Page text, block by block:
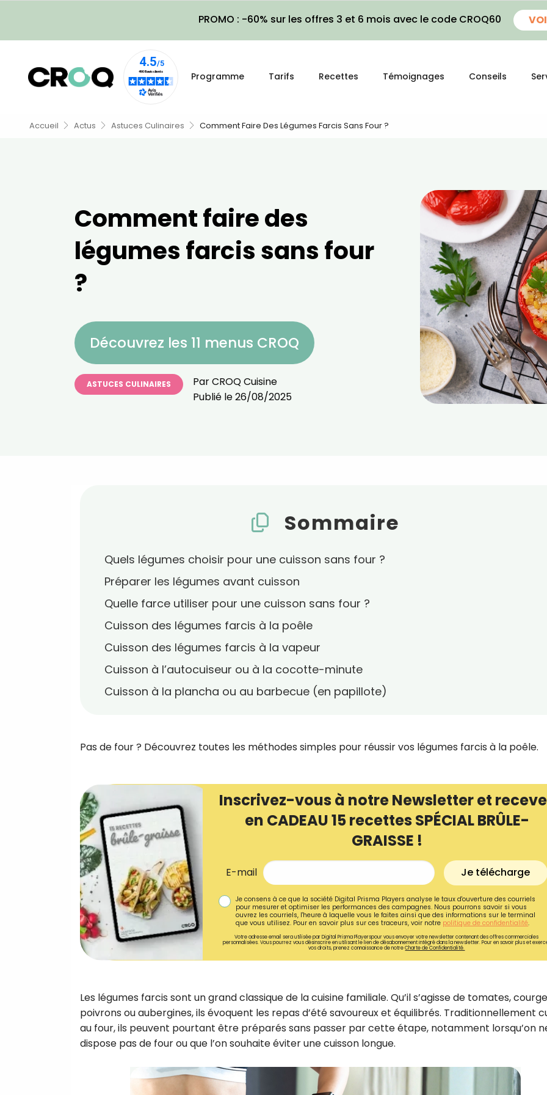
PROMO : -60% sur les offres 3 et 6 mois avec le code CROQ60
Programme Tarifs Recettes Témoignages Conseils
Accueil Actus Astuces Culinaires Comment Faire Des Légumes Farcis Sans Four ?
Comment faire des
légumes farcis sans four
?
Découvrez les 11 menus CROQ
ASTUCES CULINAIRES ParCROQ Cuisine
Publié le26/08/2025
Sommaire
Quels légumes choisir pour une cuisson sans four ?
Préparer les légumes avant cuisson
Quelle farce utiliser pour une cuisson sans four ?
Cuisson des légumes farcis à la poêle
Cuisson des légumes farcis à la vapeur
Cuisson à l’autocuiseur ou à la cocotte-minute
Cuisson à la plancha ou au barbecue (en papillote)
Pas de four ? Découvrez toutes les méthodes simples pour réussir vos légumes farcis à la poêle.
Inscrivez-vous à notre Newsletter et
en CADEAU 15 recettes SPÉCIAL BRÛLE-
GRAISSE !
E-mail Je télécharge
Je consens à ce que la société Digital Prisma Players analyse le taux d'ouverture des courriels
pour mesurer et optimiser les performances des campagnes. Nous pourrons savoir si vous
ouvrez les courriels, l'heure à laquelle vous le faites ainsi que des informations sur le terminal
que vous utilisez. Pour en savoir plus sur ces traceurs, voir notre politique de confidentialité.
Votre adresse email sera utilisée par Digital Prisma Playerspour vous envoyer votre newsletter contenant des offres commerciales
personnalisées. Vous pourrez vous désinscrire en utilisant le lien de désabonnement intégré dans la newsletter. Pour en savoir plus et
vos droits, prenez connaissance de notreCharte de Confidentialité.
Les légumes farcis sont un grand classique de la cuisine familiale. Qu’il s’agisse de tomates,
poivrons ou aubergines, ils évoquent les repas d’été savoureux et équilibrés. Traditionnellement
au four, ils peuvent pourtant être préparés sans passer par cette étape, notamment lorsqu’on
dispose pas de four ou que l’on souhaite éviter une cuisson longue.
Recevez
recettes inédites de
!
Ainsi que la newsletter